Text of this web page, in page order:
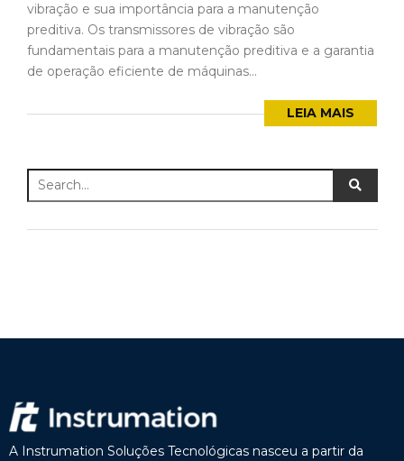
vibração e sua importância para a manutenção
preditiva. Os transmissores de vibração são
fundamentais para a manutenção preditiva e a garantia
de operação eficiente de máquinas...
LEIA MAIS
A Instrumation Soluções Tecnológicas nasceu a partir da